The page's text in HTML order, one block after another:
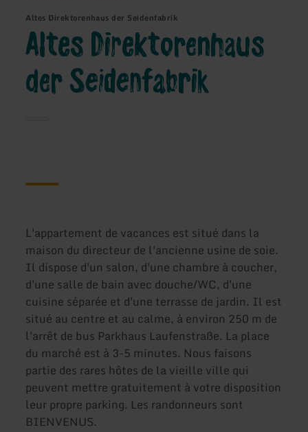
Altes Direktorenhaus der Seidenfabrik
Altes Direktorenhaus
der Seidenfabrik
L'appartement de vacances est situé dans la
maison du directeur de l'ancienne usine de soie.
Il dispose d'un salon, d'une chambre à coucher,
d'une salle de bain avec douche/WC, d'une
cuisine séparée et d'une terrasse de jardin. Il est
situé au centre et au calme, à environ 250 m de
l'arrêt de bus Parkhaus Laufenstraße. La place
du marché est à 3-5 minutes. Nous faisons
partie des rares hôtes de la vieille ville qui
peuvent mettre gratuitement à votre disposition
leur propre parking. Les randonneurs sont
BIENVENUS.